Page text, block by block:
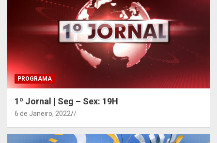
PROGRAMA
1º Jornal | Seg – Sex: 19H
6 de Janeiro, 2022 /